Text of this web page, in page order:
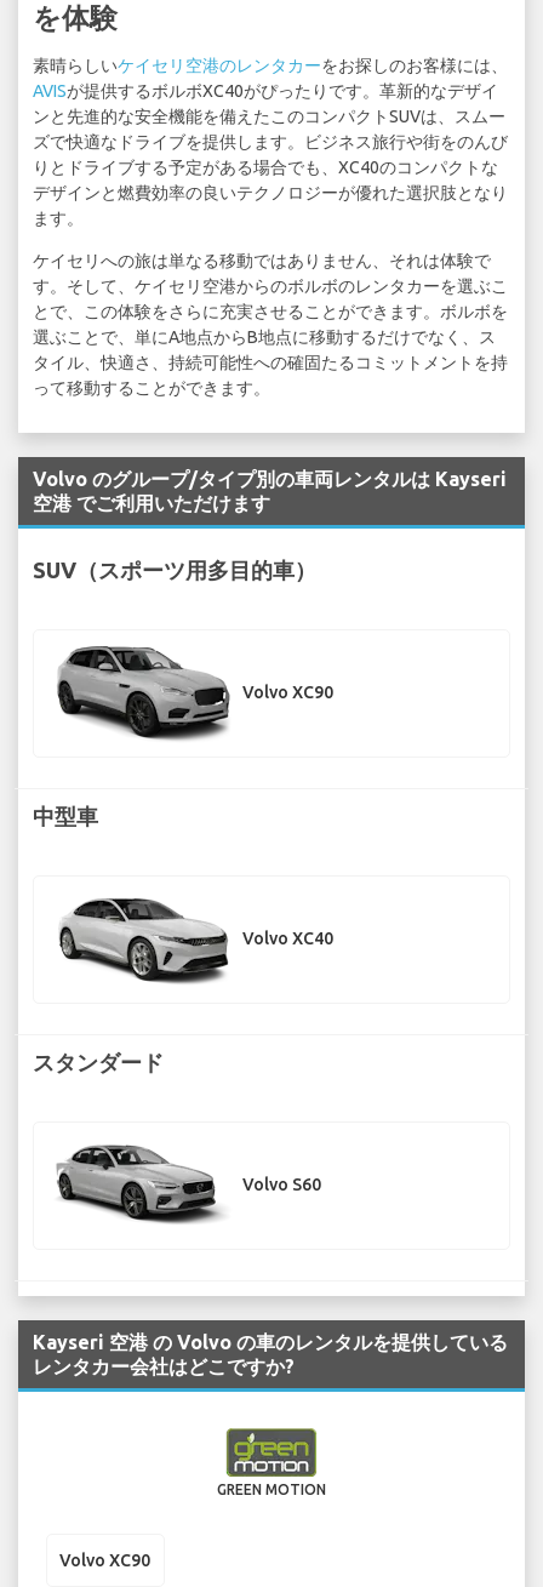
を体験
素晴らしいケイセリ空港のレンタカーをお探しのお客様には、
AVISが提供するボルボXC40がぴったりです。革新的なデザイ
ンと先進的な安全機能を備えたこのコンパクトSUVは、スムー
ズで快適なドライブを提供します。ビジネス旅行や街をのんび
りとドライブする予定がある場合でも、XC40のコンパクトな
デザインと燃費効率の良いテクノロジーが優れた選択肢となり
ます。
ケイセリへの旅は単なる移動ではありません、それは体験で
す。そして、ケイセリ空港からのボルボのレンタカーを選ぶこ
とで、この体験をさらに充実させることができます。ボルボを
選ぶことで、単にA地点からB地点に移動するだけでなく、ス
タイル、快適さ、持続可能性への確固たるコミットメントを持
って移動することができます。
Volvo のグループ/タイプ別の車両レンタルは Kayseri
空港 でご利用いただけます
SUV（スポーツ用多目的車）
Volvo XC90
中型車
Volvo XC40
スタンダード
Volvo S60
Kayseri 空港 の Volvo の車のレンタルを提供している
レンタカー会社はどこですか?
GREEN MOTION
Volvo XC90